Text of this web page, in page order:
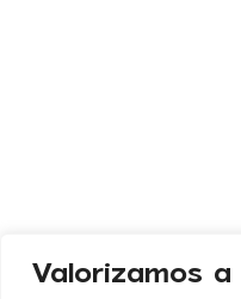
Valorizamos